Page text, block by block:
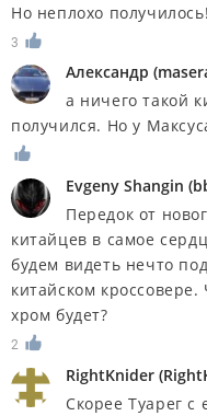
Но неплохо получилось!
3
Александр (
а ничего такой
получился. Но у
Evgeny Shangin (
Передок от
китайцев в самое
будем видеть нечто
китайском
хром будет?
2
RightKnider (
Скорее Туарег